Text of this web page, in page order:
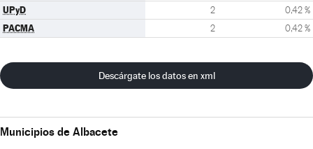
UPyD 2 0,42 %
PACMA 2 0,42 %
Descárgate los datos en xml
Municipios de Albacete